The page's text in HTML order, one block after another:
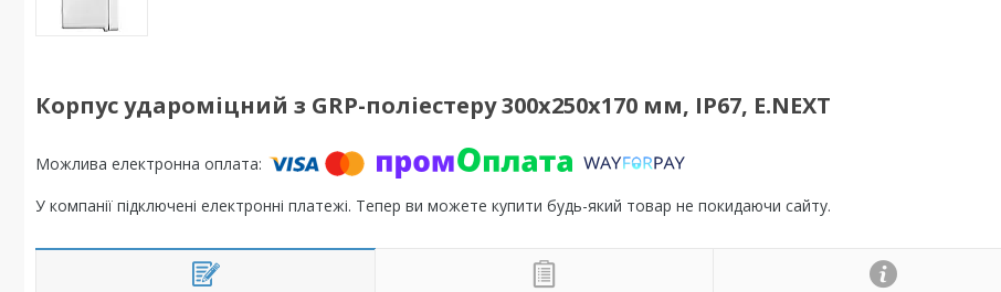
Корпус удароміцний з GRP-поліестеру 300x250x170 мм, IP67, E.NEXT
У компанії підключені електронні платежі. Тепер ви можете купити будь-який товар не покидаючи сайту.